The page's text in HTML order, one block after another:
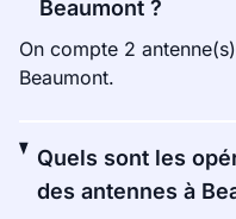
Beaumont ?
On compte 2
Beaumont.
Quels sont les
des antennes à